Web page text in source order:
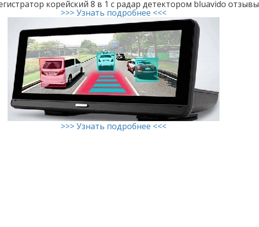
корейский 8 в 1 с радар детектором bluavido отзывы
>>> Узнать подробнее <<<
>>> Узнать подробнее <<<